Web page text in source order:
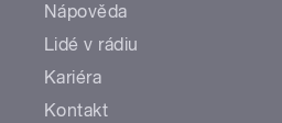
Nápověda
Lidé v rádiu
Kariéra
Kontakt